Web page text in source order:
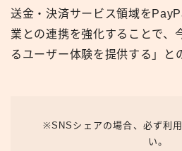
送金・決済サービス領域を
業との連携を強化することで、
るユーザー体験を提供する」と
※SNSシェアの場合、必ず利
い。